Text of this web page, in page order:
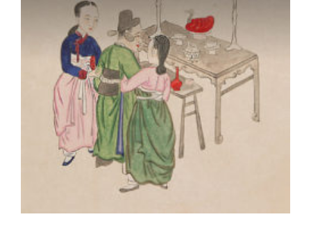
민속 인사이드
원문보기 PDF
박물관 홈페이지